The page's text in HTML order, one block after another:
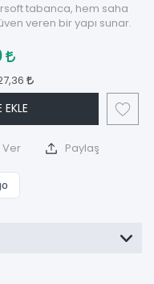
tabanca, hem saha
veren bir yapı sunar.
EKLE
Ver Paylaş